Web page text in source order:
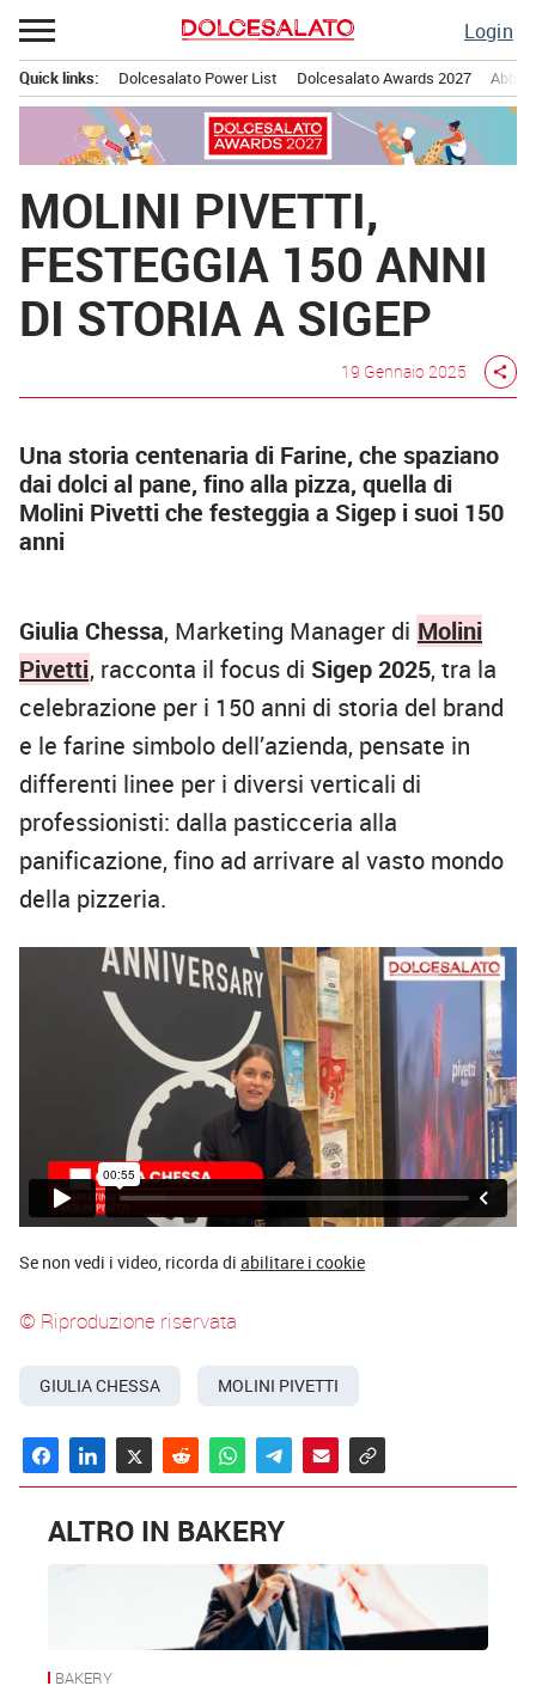
Passa
al
contenuto
Login
principale
Quick links: Dolcesalato Power List Dolcesalato Awards 2027
MOLINI PIVETTI,
FESTEGGIA 150 ANNI
DI STORIA A SIGEP
19 Gennaio 2025 share
Una storia centenaria di Farine, che spaziano
dai dolci al pane, fino alla pizza, quella di
Molini Pivetti che festeggia a Sigep i suoi 150
anni
Giulia Chessa, Marketing Manager di Molini
Pivetti, racconta il focus di Sigep 2025, tra la
celebrazione per i 150 anni di storia del brand
e le farine simbolo dell’azienda, pensate in
differenti linee per i diversi verticali di
professionisti: dalla pasticceria alla
panificazione, fino ad arrivare al vasto mondo
della pizzeria.
Se non vedi i video, ricorda di abilitare i cookie
© Riproduzione riservata
GIULIA CHESSA MOLINI PIVETTI
ALTRO IN BAKERY
BAKERY